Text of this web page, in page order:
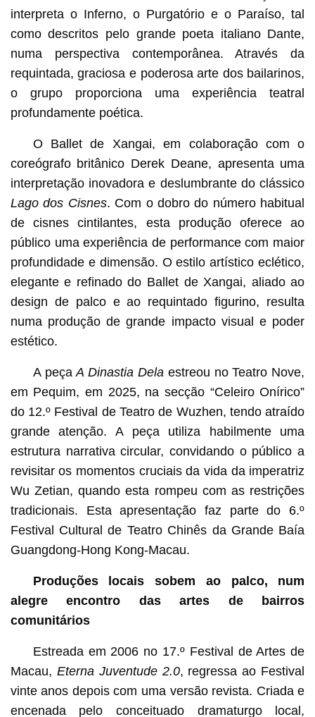
interpreta o Inferno, o Purgatório e o Paraíso, tal
como descritos pelo grande poeta italiano Dante,
numa perspectiva contemporânea. Através da
requintada, graciosa e poderosa arte dos bailarinos,
o grupo proporciona uma experiência teatral
profundamente poética.
O Ballet de Xangai, em colaboração com o
coreógrafo britânico Derek Deane, apresenta uma
interpretação inovadora e deslumbrante do clássico
Lago dos Cisnes. Com o dobro do número habitual
de cisnes cintilantes, esta produção oferece ao
público uma experiência de performance com maior
profundidade e dimensão. O estilo artístico eclético,
elegante e refinado do Ballet de Xangai, aliado ao
design de palco e ao requintado figurino, resulta
numa produção de grande impacto visual e poder
estético.
A peçaA Dinastia Dela estreou no Teatro Nove,
em Pequim, em 2025, na secção “Celeiro Onírico”
do 12.º Festival de Teatro de Wuzhen, tendo atraído
grande atenção. A peça utiliza habilmente uma
estrutura narrativa circular, convidando o público a
revisitar os momentos cruciais da vida da imperatriz
Wu Zetian, quando esta rompeu com as restrições
tradicionais. Esta apresentação faz parte do 6.º
Festival Cultural de Teatro Chinês da Grande Baía
Guangdong-Hong Kong-Macau.
Produções locais sobem ao palco, num
alegre encontro das artes de bairros
comunitários
Estreada em 2006 no 17.º Festival de Artes de
Macau, Eterna Juventude 2.0, regressa ao Festival
vinte anos depois com uma versão revista. Criada e
encenada pelo conceituado dramaturgo local,